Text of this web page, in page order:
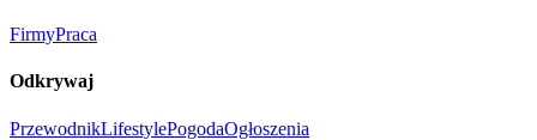
FirmyPraca
Odkrywaj
PrzewodnikLifestylePogodaOgłoszenia